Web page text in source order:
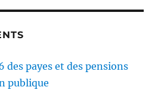
des payes et des pensions
publique